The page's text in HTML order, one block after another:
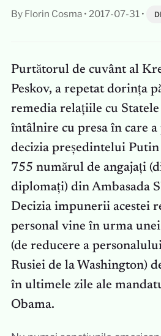
By Florin Cosma• 2017-07-31 •
Purtătorul de cuvânt al
Peskov, a repetat dorința
remedia relațiile cu
întâlnire cu presa în care a
decizia președintelui Putin
755 numărul de angajați
diplomați) din Ambasada
Decizia impunerii acestei
personal vine în urma
(de reducere a
Rusiei de la Washington)
în ultimele zile ale
Obama.